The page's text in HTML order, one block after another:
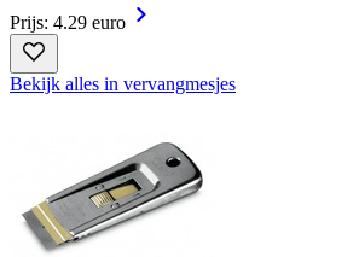
Prijs: 4.29 euro
Bekijk alles in vervangmesjes